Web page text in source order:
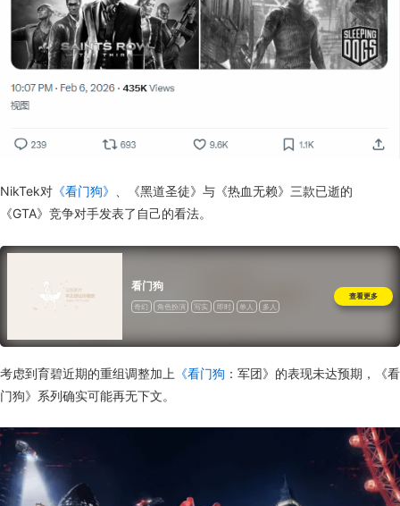
NikTek对 《看门狗》 、《黑道圣徒》与《热血无赖》三款已逝的
《GTA》竞争对手发表了自己的看法。
看门狗
奇幻 角色扮演 写实 即时 单人
多人
查看更多
考虑到育碧近期的重组调整加上 《看门狗 ：军团》的表现未达预期，《看
门狗》系列确实可能再无下文。